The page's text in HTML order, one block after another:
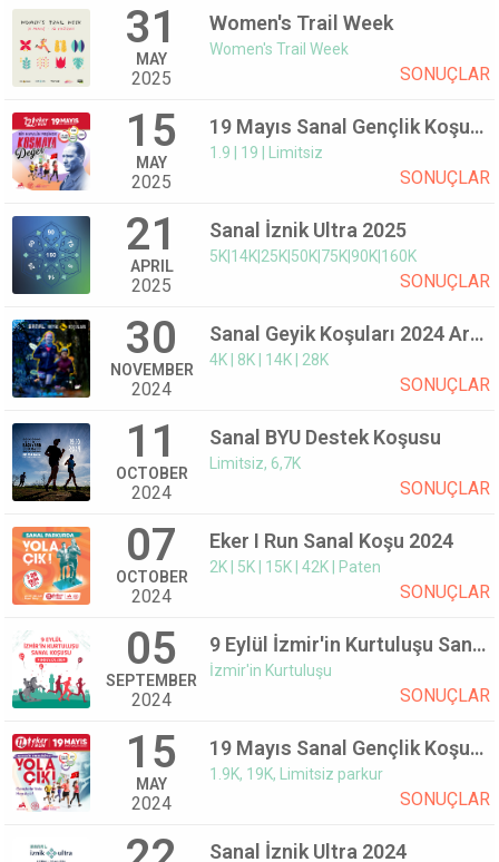
31
MAY
2025
Women's Trail Week
Women's Trail Week
SONUÇLAR
15
MAY
2025
19 Mayıs Sanal Gençlik Koşusu 2025
1.9 | 19 | Limitsiz
SONUÇLAR
21
APRIL
2025
Sanal İznik Ultra 2025
5K|14K|25K|50K|75K|90K|160K
SONUÇLAR
30
NOVEMBER
2024
Sanal Geyik Koşuları 2024 Aralık
4K | 8K | 14K | 28K
SONUÇLAR
11
OCTOBER
2024
Sanal BYU Destek Koşusu
Limitsiz, 6,7K
SONUÇLAR
07
OCTOBER
2024
Eker I Run Sanal Koşu 2024
2K | 5K | 15K | 42K | Paten
SONUÇLAR
05
SEPTEMBER
2024
9 Eylül İzmir'in Kurtuluşu Sanal Koşusu 2024
İzmir'in Kurtuluşu
SONUÇLAR
15
MAY
2024
19 Mayıs Sanal Gençlik Koşusu 2024
1.9K, 19K, Limitsiz parkur
SONUÇLAR
Sanal İznik Ultra 2024